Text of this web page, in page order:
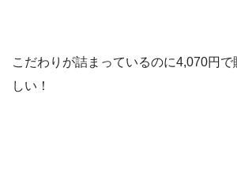
こだわりが詰まっているのに4,070円
しい！